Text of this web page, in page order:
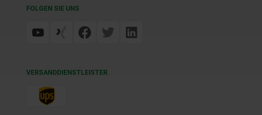
FOLGEN SIE UNS
VERSANDDIENSTLEISTER